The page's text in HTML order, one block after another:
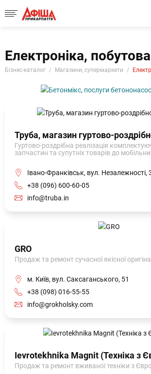
Електроніка, побутова
Бізнес-каталог Магазини, супермаркети
Труба, магазин гуртово-
Гуртово-роздрібна реалізація
запчастин та супутніх товарів до
Івано-Франківськ, вул. Незалежності,
+38 (096) 600-60-05
info@truba.in
GRO
Продаж та ремонт сучасної якісної
м. Київ, вул. Саксаганського, 51
+38 (098) 016-55-55
info@grokholsky.com
Ievrotekhnika Magnit (Техніка з
Продаж та ремонт вживаної техніки з